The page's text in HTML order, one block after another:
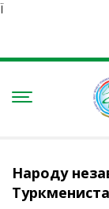
Ï
Народу